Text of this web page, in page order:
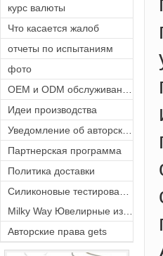
курс валюты
Что касается жалоб
отчеты по испытаниям
фото
Идеи производства
Партнерская программа
Политика доставки
Авторские права gets